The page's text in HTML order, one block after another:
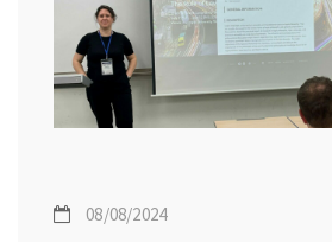
08/08/2024